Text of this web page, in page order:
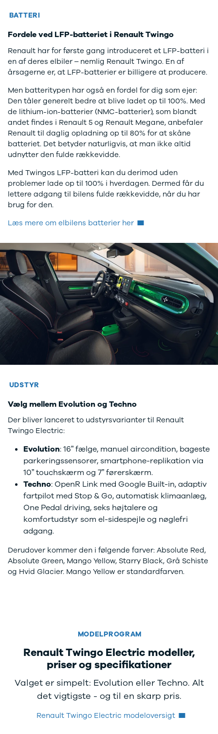
BATTERI
Fordele ved LFP-batteriet i Renault Twingo
Renault har for første gang introduceret et LFP-batteri i
en af deres elbiler – nemlig Renault Twingo. En af
årsagerne er, at LFP-batterier er billigere at producere.
Men batteritypen har også en fordel for dig som ejer:
Den tåler generelt bedre at blive ladet op til 100%. Med
de lithium-ion-batterier (NMC-batterier), som blandt
andet findes i Renault 5 og Renault Megane, anbefaler
Renault til daglig opladning op til 80% for at skåne
batteriet. Det betyder naturligvis, at man ikke altid
udnytter den fulde rækkevidde.
Med Twingos LFP-batteri kan du derimod uden
problemer lade op til 100% i hverdagen. Dermed får du
lettere adgang til bilens fulde rækkevidde, når du har
brug for den.
Læs mere om elbilens batterier her
UDSTYR
Vælg mellem Evolution og Techno
Der bliver lanceret to udstyrsvarianter til Renault
Twingo Electric:
Evolution: 16” fælge, manuel aircondition, bageste
parkeringssensorer, smartphone-replikation via
10” touchskærm og 7” førerskærm.
Techno: OpenR Link med Google Built-in, adaptiv
fartpilot med Stop & Go, automatisk klimaanlæg,
One Pedal driving, seks højtalere og
komfortudstyr som el-sidespejle og nøglefri
adgang.
Derudover kommer den i følgende farver: Absolute Red,
Absolute Green, Mango Yellow, Starry Black, Grå Schiste
og Hvid Glacier. Mango Yellow er standardfarven.
MODELPROGRAM
Renault Twingo Electric modeller,
priser og specifikationer
Valget er simpelt: Evolution eller Techno. Alt
det vigtigste - og til en skarp pris.
Renault Twingo Electric modeloversigt